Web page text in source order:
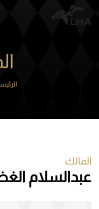
المالك
عبدالسلام